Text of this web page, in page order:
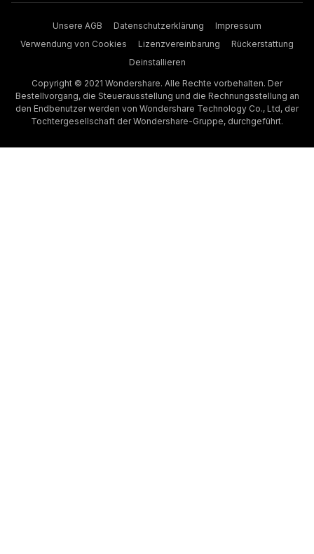
Unsere AGB Datenschutzerklärung
Impressum
Verwendung von Cookies
Lizenzvereinbarung
Rückerstattung
Deinstallieren
Copyright © 2021 Wondershare. Alle Rechte vorbehalten. Der
Bestellvorgang, die Steuerausstellung und die Rechnungsstellung an
den Endbenutzer werden von Wondershare Technology Co., Ltd, der
Tochtergesellschaft der Wondershare-Gruppe, durchgeführt.